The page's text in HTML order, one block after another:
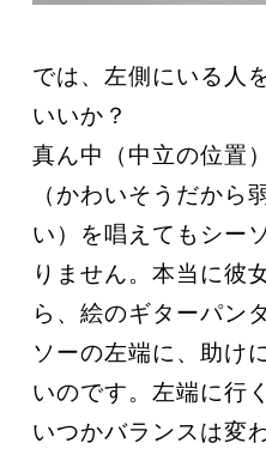
では、左側にいる人
いいか？
真ん中（中立の位置
（かわいそうだから
い）を唱えてもシー
りません。本当に彼
ら、絵のギターパン
ソーの左端に、助け
いのです。左端に行
いつかバランスは変